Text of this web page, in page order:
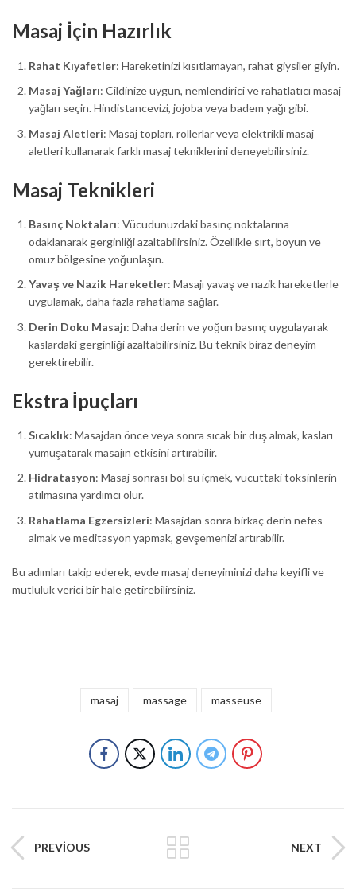
Masaj İçin Hazırlık
Rahat Kıyafetler: Hareketinizi kısıtlamayan, rahat giysiler giyin.
Masaj Yağları: Cildinize uygun, nemlendirici ve rahatlatıcı masaj
yağları seçin. Hindistancevizi, jojoba veya badem yağı gibi.
Masaj Aletleri: Masaj topları, rollerlar veya elektrikli masaj
aletleri kullanarak farklı masaj tekniklerini deneyebilirsiniz.
Masaj Teknikleri
Basınç Noktaları: Vücudunuzdaki basınç noktalarına
odaklanarak gerginliği azaltabilirsiniz. Özellikle sırt, boyun ve
omuz bölgesine yoğunlaşın.
Yavaş ve Nazik Hareketler: Masajı yavaş ve nazik hareketlerle
uygulamak, daha fazla rahatlama sağlar.
Derin Doku Masajı: Daha derin ve yoğun basınç uygulayarak
kaslardaki gerginliği azaltabilirsiniz. Bu teknik biraz deneyim
gerektirebilir.
Ekstra İpuçları
Sıcaklık: Masajdan önce veya sonra sıcak bir duş almak, kasları
yumuşatarak masajın etkisini artırabilir.
Hidratasyon: Masaj sonrası bol su içmek, vücuttaki toksinlerin
atılmasına yardımcı olur.
Rahatlama Egzersizleri: Masajdan sonra birkaç derin nefes
almak ve meditasyon yapmak, gevşemenizi artırabilir.
Bu adımları takip ederek, evde masaj deneyiminizi daha keyifli ve
mutluluk verici bir hale getirebilirsiniz.
masaj massage masseuse
PREVIOUS NEXT